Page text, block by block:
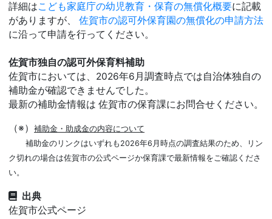
詳細はこども家庭庁の幼児教育・保育の無償化概要に記載
がありますが、 佐賀市の認可外保育園の無償化の申請方法
に沿って申請を行ってください。
佐賀市独自の認可外保育料補助
佐賀市においては、2026年6月調査時点では自治体独自の
補助金が確認できませんでした。
最新の補助金情報は 佐賀市の保育課にお問合せください。
（※）
補助金・助成金の内容について
補助金のリンクはいずれも2026年6月時点の調査結果のため、リン
ク切れの場合は佐賀市の公式ページか保育課で最新情報をご確認くださ
い。
出典
佐賀市公式ページ